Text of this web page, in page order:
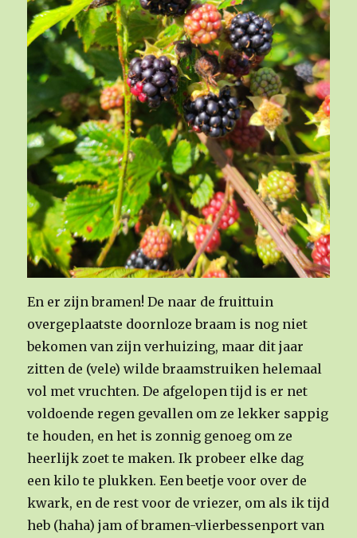
En er zijn bramen! De naar de fruittuin
overgeplaatste doornloze braam is nog niet
bekomen van zijn verhuizing, maar dit jaar
zitten de (vele) wilde braamstruiken helemaal
vol met vruchten. De afgelopen tijd is er net
voldoende regen gevallen om ze lekker sappig
te houden, en het is zonnig genoeg om ze
heerlijk zoet te maken. Ik probeer elke dag
een kilo te plukken. Een beetje voor over de
kwark, en de rest voor de vriezer, om als ik tijd
heb (haha) jam of bramen-vlierbessenport van